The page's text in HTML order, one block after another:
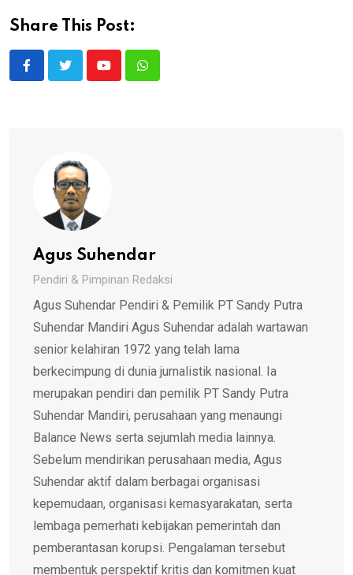
Share This Post:
YoutubeWhatsapp
Agus Suhendar
Pendiri & Pimpinan Redaksi
Agus Suhendar Pendiri & Pemilik PT Sandy Putra
Suhendar Mandiri Agus Suhendar adalah wartawan
senior kelahiran 1972 yang telah lama
berkecimpung di dunia jurnalistik nasional. Ia
merupakan pendiri dan pemilik PT Sandy Putra
Suhendar Mandiri, perusahaan yang menaungi
Balance News serta sejumlah media lainnya.
Sebelum mendirikan perusahaan media, Agus
Suhendar aktif dalam berbagai organisasi
kepemudaan, organisasi kemasyarakatan, serta
lembaga pemerhati kebijakan pemerintah dan
pemberantasan korupsi. Pengalaman tersebut
membentuk perspektif kritis dan komitmen kuat